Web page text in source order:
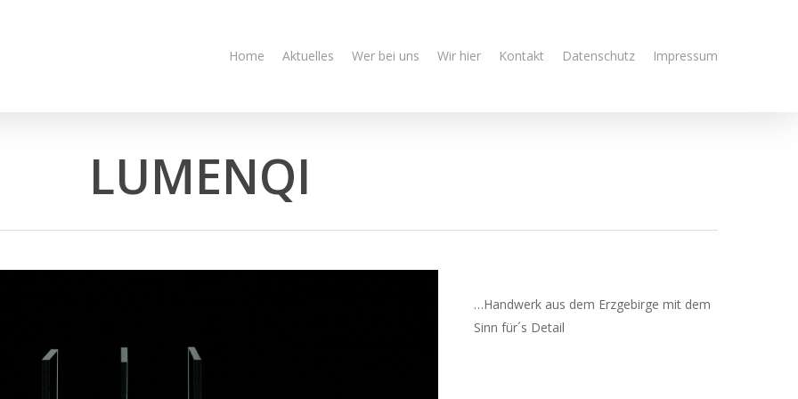
Home Aktuelles Wer bei uns Wir hier Kontakt Datenschutz Impressum
LUMENQI
…Handwerk aus dem Erzgebirge mit dem
Sinn für´s Detail